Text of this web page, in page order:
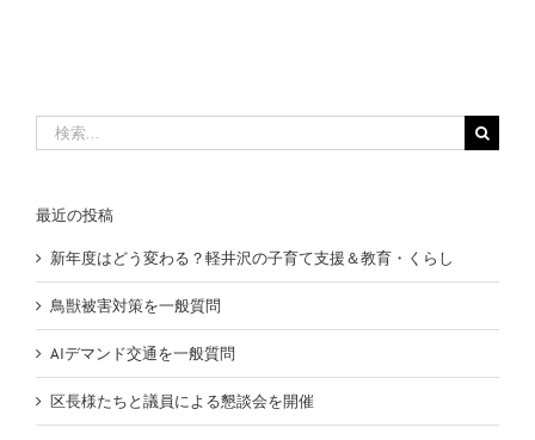
索
最近の投稿
新年度はどう変わる？軽井沢の子育て支援＆教育・くらし
鳥獣被害対策を一般質問
AIデマンド交通を一般質問
区長様たちと議員による懇談会を開催